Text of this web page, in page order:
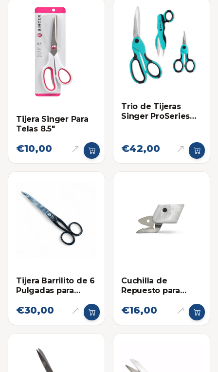
Tijera Singer Para
Telas 8.5"
€10,00
Trio de Tijeras
Singer ProSeries
€42,00
Tijera Barrilito de 6
Pulgadas para
Sastreria
€30,00
Cuchilla de
Repuesto para
Power - Papel y
€16,00